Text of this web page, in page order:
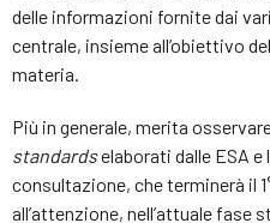
delle informazioni fornite dai
centrale, insieme all’obiettivo
materia.
Più in generale, merita
standardselaborati dalle ESA
consultazione, che terminerà il
all’attenzione, nell’attuale fase